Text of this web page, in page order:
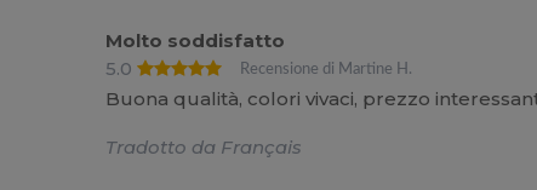
Molto soddisfatto
5.0
Recensione di Martine H.
Buona qualità, colori vivaci, prezzo
Tradotto da Français